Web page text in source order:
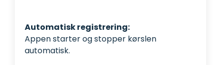
Automatisk registrering:
Appen starter og stopper kørslen
automatisk.